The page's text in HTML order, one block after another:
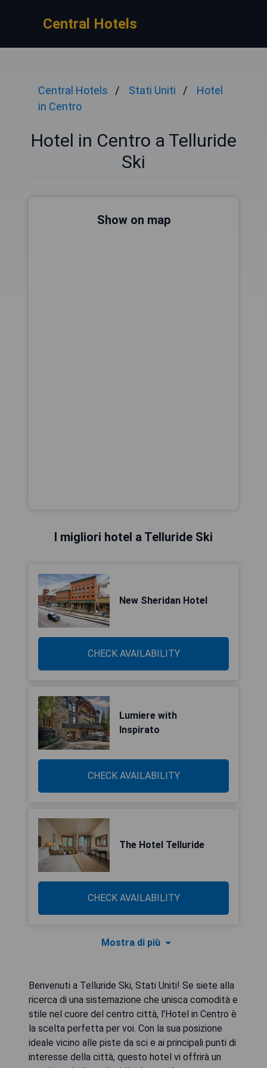
Central Hotels
Central Hotels Stati Uniti
Hotel
in Centro
Hotel in Centro a Telluride
Ski
Show on map
I migliori hotel a Telluride Ski
New Sheridan Hotel
CHECK AVAILABILITY
Lumiere with
Inspirato
CHECK AVAILABILITY
The Hotel Telluride
CHECK AVAILABILITY
Mostra di più
Benvenuti a Telluride Ski, Stati Uniti! Se siete alla
ricerca di una sistemazione che unisca comodità e
stile nel cuore del centro città, l'Hotel in Centro è
la scelta perfetta per voi. Con la sua posizione
ideale vicino alle piste da sci e ai principali punti di
interesse della città, questo hotel vi offrirà un